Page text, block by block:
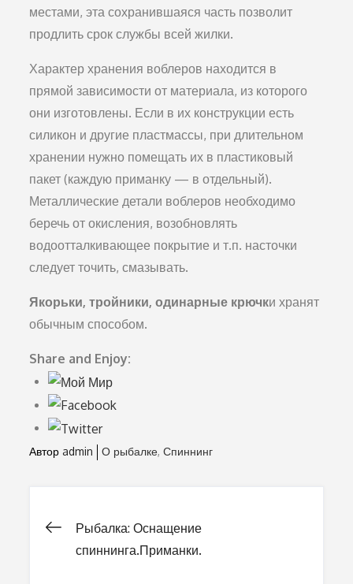
ме­стами, эта сохранившаяся часть позволит
продлить срок службы всей жилки.
Характер хранения воблеров находится в
прямой зави­симости от материала, из которого
они изготовлены. Ес­ли в их конструкции есть
силикон и другие пластмассы, при длительном
хранении нужно помещать их в пластиковый
пакет (каждую приманку — в отдельный).
Металлические детали воблеров необходимо
беречь от окисления, возоб­новлять
водоотталкивающее покрытие и т.п. насточки
следует точить, смазывать.
Якорьки, тройники, одинарные крючки хранят
обыч­ным способом.
Share and Enjoy:
Авторadmin О рыбалке Спиннинг
Навигация
Рыбалка: Оснащение
спиннинга.Приманки.